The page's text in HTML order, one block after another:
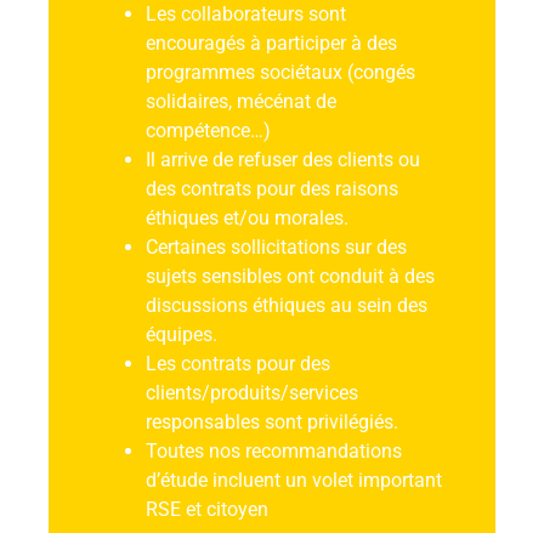
Les collaborateurs sont
encouragés à participer à des
programmes sociétaux (congés
solidaires, mécénat de
compétence…)
Il arrive de refuser des clients ou
des contrats pour des raisons
éthiques et/ou morales.
Certaines sollicitations sur des
sujets sensibles ont conduit à des
discussions éthiques au sein des
équipes.
Les contrats pour des
clients/produits/services
responsables sont privilégiés.
Toutes nos recommandations
d’étude incluent un volet important
RSE et citoyen